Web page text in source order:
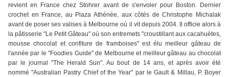
revient en France chez Stohrer avant de s'envoler pour Boston. Dernier
crochet en France, au Plaza Athénée, aux côtés de Christophe Michalak
avant de poser ses valises à Melbourne où il vit depuis 2004. Il officie alors à
la pâtisserie "Le Petit Gâteau" où son entremets "croustillant aux cacahuètes,
mousse chocolat et confiture de framboises" est élu meilleur gâteau de
l'année par le "Foodies Guide" de Melbourne et meilleur gâteau au chocolat
par le journal "The Herald Sun". Au bout de 14 ans, et après avoir été
nommé "Australian Pastry Chief of the Year" par le Gault & Millau, P. Boyer